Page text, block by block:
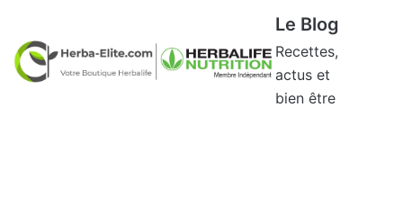
contenu
Le Blog
Recettes,
actus et
bien être